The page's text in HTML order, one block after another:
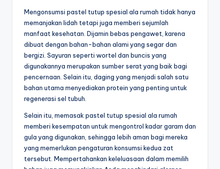
Mengonsumsi pastel tutup spesial ala rumah tidak hanya
memanjakan lidah tetapi juga memberi sejumlah
manfaat kesehatan. Dijamin bebas pengawet, karena
dibuat dengan bahan-bahan alami yang segar dan
bergizi. Sayuran seperti wortel dan buncis yang
digunakannya merupakan sumber serat yang baik bagi
pencernaan. Selain itu, daging yang menjadi salah satu
bahan utama menyediakan protein yang penting untuk
regenerasi sel tubuh.
Selain itu, memasak pastel tutup spesial ala rumah
memberi kesempatan untuk mengontrol kadar garam dan
gula yang digunakan, sehingga lebih aman bagi mereka
yang memerlukan pengaturan konsumsi kedua zat
tersebut. Mempertahankan keleluasaan dalam memilih